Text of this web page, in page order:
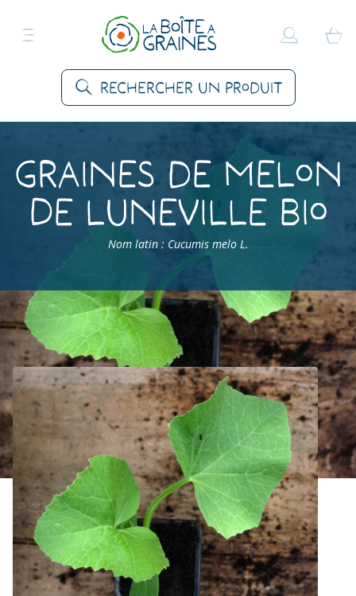
Rechercher un produit
Graines de Melon
De Luneville Bio
Nom latin : Cucumis melo L.
Accueil > Produits > Graines Légumes > Melons >
Melon De Luneville Bio